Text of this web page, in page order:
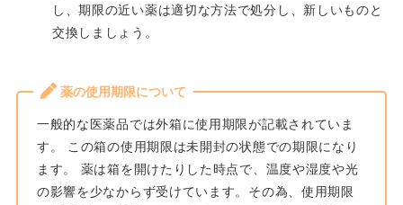
し、期限の近い薬は適切な方法で処分し、新しいものと
交換しましょう。
薬の使用期限について
一般的な医薬品では外箱に使用期限が記載されていま
す。 この箱の使用期限は未開封の状態での期限になり
ます。 薬は箱を開けたりした時点で、温度や湿度や光
の影響を少なからず受けています。その為、使用期限